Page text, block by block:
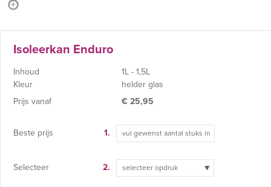
Isoleerkan Enduro
Inhoud
1L - 1,5L
Kleur
helder glas
Prijs vanaf
€ 25,95
Beste prijs 1.
Selecteer 2. selecteer opdruk